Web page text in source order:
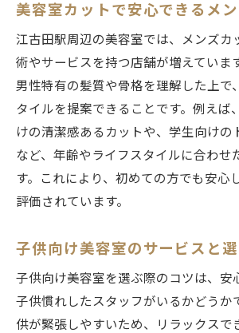
美容室カットで安心できるメ
江古田駅周辺の美容室では、メンズカ
術やサービスを持つ店舗が増えていま
男性特有の髪質や骨格を理解した上で
タイルを提案できることです。例えば
けの清潔感あるカットや、学生向けの
など、年齢やライフスタイルに合わせ
す。これにより、初めての方でも安心
評価されています。
子供向け美容室のサービスと
子供向け美容室を選ぶ際のコツは、安
子供慣れしたスタッフがいるかどうか
供が緊張しやすいため、リラックスで